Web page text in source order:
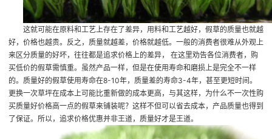
这就可能在原料和工艺上存在了差异，用料和工艺越好，假草的质量也就越
好，价格也越贵。反之，质量就越差，价格就越低。一般的消费者很难从外观上
来区分质量的好坏，往往都是追求价格上的差异， 在这里劝告各位消费者，购
买低价的假草需慎重。虽然产品一样，但是在使用寿命和磨损上是完全不一样
的。质量好的假草使用寿命在8-10年，质量差的寿命3-4年，甚至更短时间。
更换一次草坪在成本上可能比重新做的成本更高，与其这样，为什么不一次性购
买质量好价格高一点的假草来铺装呢？这样不但可以省去成本，产品质量也得到
了保证。所以，追求价格优惠并非王道，质量好才是王道。